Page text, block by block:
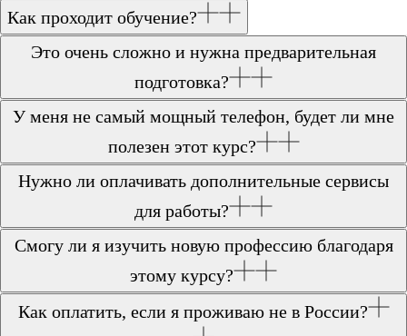
Как проходит обучение?
Это очень сложно и нужна предварительная
подготовка?
У меня не самый мощный телефон, будет ли мне
полезен этот курс?
Нужно ли оплачивать дополнительные сервисы
для работы?
Смогу ли я изучить новую профессию благодаря
этому курсу?
Как оплатить, если я проживаю не в России?